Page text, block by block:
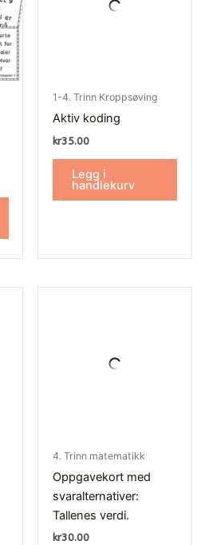
1-4. Trinn Kroppsøving
Aktiv koding
kr35.00
Legg i
handlekurv
4. Trinn matematikk
Oppgavekort med
svaralternativer:
Tallenes verdi.
kr30.00